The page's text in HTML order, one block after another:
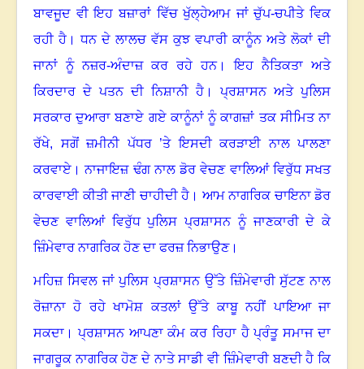
ਬਾਵਜੂਦ ਵੀ ਇਹ ਬਜ਼ਾਰਾਂ ਵਿੱਚ ਖੁੱਲ੍ਹੇਆਮ ਜਾਂ ਚੁੱਪ-ਚਪੀਤੇ ਵਿਕ
ਰਹੀ ਹੈ ।ਧਨ ਦੇ ਲਾਲਚ ਵੱਸ ਕੁਝ ਵਪਾਰੀ ਕਾਨੂੰਨ ਅਤੇ ਲੋਕਾਂ ਦੀ
ਜਾਨਾਂ ਨੂੰ ਨਜ਼ਰ-ਅੰਦਾਜ਼ ਕਰ ਰਹੇ ਹਨ।ਇਹ ਨੈਤਿਕਤਾ ਅਤੇ
ਕਿਰਦਾਰ ਦੇ ਪਤਨ ਦੀ ਨਿਸ਼ਾਨੀ ਹੈ ।ਪ੍ਰਸ਼ਾਸਨ ਅਤੇ ਪੁਲਿਸ
ਸਰਕਾਰ ਦੁਆਰਾ ਬਣਾਏ ਗਏ ਕਾਨੂੰਨਾਂ ਨੂੰ ਕਾਗਜ਼ਾਂ ਤਕ ਸੀਮਿਤ ਨਾ
ਰੱਖੇ, ਸਗੋਂ ਜ਼ਮੀਨੀ ਪੱਧਰ ’ਤੇ ਇਸਦੀ ਕਰੜਾਈ ਨਾਲ ਪਾਲਣਾ
ਕਰਵਾਏ । ਨਾਜਾਇਜ਼ ਢੰਗ ਨਾਲ ਡੋਰ ਵੇਚਣ ਵਾਲਿਆਂ ਵਿਰੁੱਧ ਸਖਤ
ਕਾਰਵਾਈ ਕੀਤੀ ਜਾਣੀ ਚਾਹੀਦੀ ਹੈ । ਆਮ ਨਾਗਰਿਕ ਚਾਇਨਾ ਡੋਰ
ਵੇਚਣ ਵਾਲਿਆਂ ਵਿਰੁੱਧ ਪੁਲਿਸ ਪ੍ਰਸ਼ਾਸਨ ਨੂੰ ਜਾਣਕਾਰੀ ਦੇ ਕੇ
ਜ਼ਿੰਮੇਵਾਰ ਨਾਗਰਿਕ ਹੋਣ ਦਾ ਫਰਜ਼ ਨਿਭਾਉਣ।
ਮਹਿਜ਼ ਸਿਵਲ ਜਾਂ ਪੁਲਿਸ ਪ੍ਰਸ਼ਾਸਨ ਉੱਤੇ ਜ਼ਿੰਮੇਵਾਰੀ ਸੁੱਟਣ ਨਾਲ
ਰੋਜ਼ਾਨਾ ਹੋ ਰਹੇ ਖਾਮੋਸ਼ ਕਤਲਾਂ ਉੱਤੇ ਕਾਬੂ ਨਹੀਂ ਪਾਇਆ ਜਾ
ਸਕਦਾ ।ਪ੍ਰਸ਼ਾਸਨ ਆਪਣਾ ਕੰਮ ਕਰ ਰਿਹਾ ਹੈ ਪ੍ਰੰਤੂ ਸਮਾਜ ਦਾ
ਜਾਗਰੂਕ ਨਾਗਰਿਕ ਹੋਣ ਦੇ ਨਾਤੇ ਸਾਡੀ ਵੀ ਜ਼ਿੰਮੇਵਾਰੀ ਬਣਦੀ ਹੈ ਕਿ